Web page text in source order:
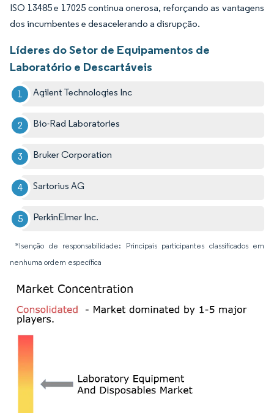
ISO 13485 e 17025 continua onerosa, reforçando as vantagens
dos incumbentes e desacelerando a disrupção.
Líderes do Setor de Equipamentos de
Laboratório e Descartáveis
Agilent Technologies Inc
Bio-Rad Laboratories
Bruker Corporation
Sartorius AG
PerkinElmer Inc.
*Isenção de responsabilidade: Principais participantes classificados em
nenhuma ordem específica